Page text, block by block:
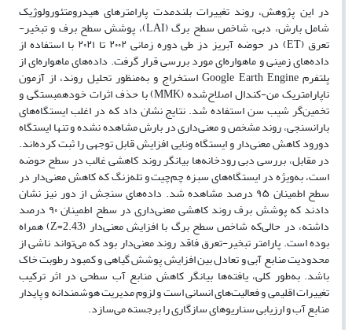
در این پژوهش، روند تغییرات بلندمدت پارامترهای هیدرومتئورولوژیک
شامل بارش، دبی، شاخص سطح برگ (LAI)، پوشش سطح برف و تبخیر-
تعرق (ET) در حوضه آبریز دز طی دوره زمانی ۲۰۰۲ تا ۲۰۲۱ با استفاده از
داده‌های زمینی و ماهواره‌ای مورد بررسی قرار گرفت. داده‌های ماهواره‌ای از
پلتفرم Google Earth Engine استخراج و به‌منظور تحلیل روند، از آزمون
ناپارامتریک من-کندال اصلاح‌شده (MMK) با حذف اثرات خودهمبستگی و
تخمین‌گر شیب سن استفاده شد. نتایج نشان داد که در اغلب ایستگاه‌های
بارانسنجی، روند مشخص و معنی‌داری در بارش مشاهده نشده و تنها ایستگاه
دورود کاهش معنی‌دار و ایستگاه ونایی افزایش قابل توجهی را ثبت کرده‌اند.
در مقابل، بررسی دبی رودخانه‌ها بیانگر روند کاهشی غالب در سطح حوضه
است، به‌ویژه در ایستگاه‌های سبزه چم‌چیت و تله‌زنگ که کاهش معنی‌دار در
سطح اطمینان ۹۵ درصد مشاهده شد. داده‌های سنجش از دور نیز نشان
دادند که پوشش برف روند کاهشی معنی‌داری در سطح اطمینان ۹۰ درصد
داشته، در حالی‌که شاخص سطح برگ با افزایش معنی‌دار (Z=2.43) همراه
بوده است. پارامتر تبخیر-تعرق فاقد روند معنی‌دار بود که می‌تواند ناشی از
محدودیت منابع آبی و تعادل بین افزایش پوشش گیاهی و کمبود رطوبت خاک
باشد. به‌طور کلی، یافته‌ها بیانگر کاهش منابع آب سطحی در اثر ترکیب
تغییرات اقلیمی و فعالیت‌های انسانی است و لزوم مدیریت هوشمندانه و پایدار
منابع آب و ارزیابی سناریوهای سازگاری را برجسته می‌سازد.